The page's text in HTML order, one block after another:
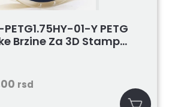
01-Y PETG
Brzine Za 3D Stamp...
rsd